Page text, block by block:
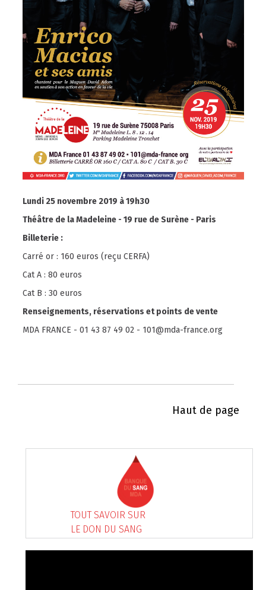
Lundi 25 novembre 2019 à 19h30
Théâtre de la Madeleine - 19 rue de Surène - Paris
Billeterie :
Carré or : 160 euros (reçu CERFA)
Cat A : 80 euros
Cat B : 30 euros
Renseignements, réservations et points de vente
MDA FRANCE - 01 43 87 49 02 - 101@mda-france.org
Haut de page
TOUT SAVOIR SUR
LE DON DU SANG